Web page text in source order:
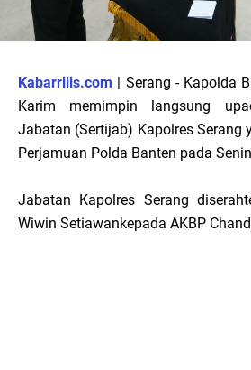
Kabarrilis.com | Serang - Kapolda
Karim memimpin langsung
Jabatan (Sertijab) Kapolres Serang
Perjamuan Polda Banten pada
Jabatan Kapolres Serang
Wiwin Setiawankepada AKBP